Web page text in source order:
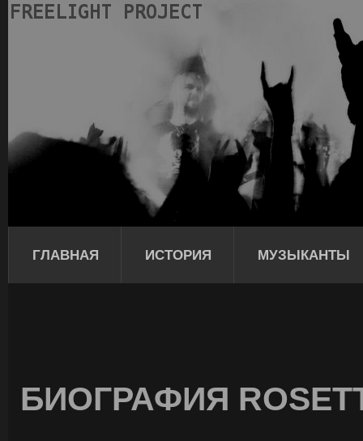
ГЛАВНАЯ ИСТОРИЯ МУЗЫКАНТЫ
БИОГРАФИЯ